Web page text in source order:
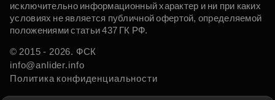
исключительно информационный характер и ни при каких
условиях не является публичной офертой, определяемой
положениями статьи 437 ГК РФ.
© 2015 - 2026. ФСК
info@anlider.info
Политика конфиденциальности